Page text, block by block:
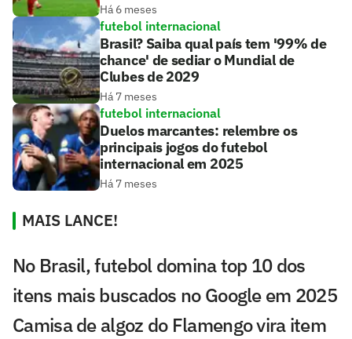
Há 6 meses
futebol internacional
Brasil? Saiba qual país tem '99% de
chance' de sediar o Mundial de
Clubes de 2029
Há 7 meses
futebol internacional
Duelos marcantes: relembre os
principais jogos do futebol
internacional em 2025
Há 7 meses
MAIS LANCE!
No Brasil, futebol domina top 10 dos
itens mais buscados no Google em 2025
Camisa de algoz do Flamengo vira item